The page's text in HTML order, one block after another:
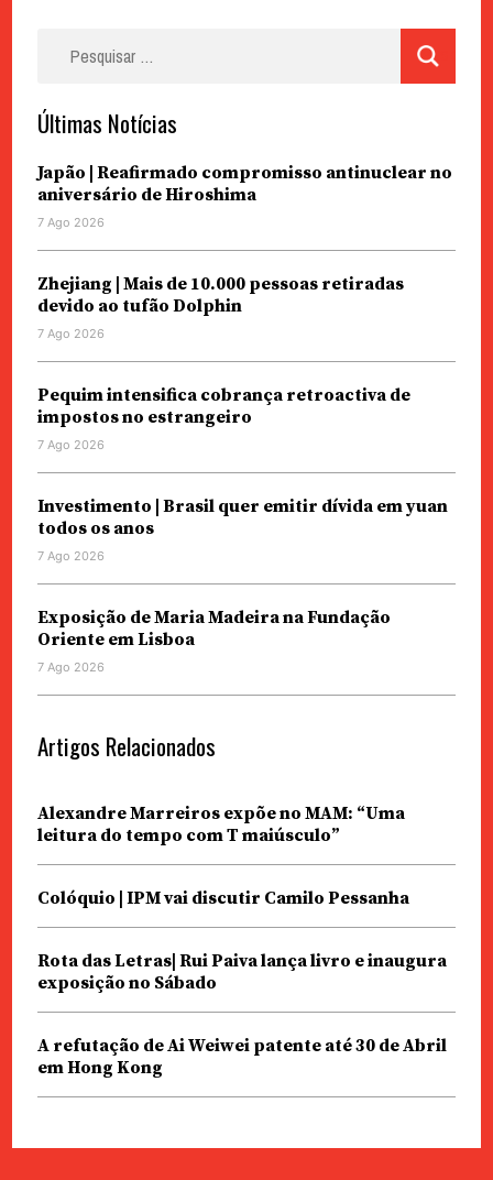
Últimas Notícias
Japão | Reafirmado compromisso antinuclear no
aniversário de Hiroshima
7 Ago 2026
Zhejiang | Mais de 10.000 pessoas retiradas
devido ao tufão Dolphin
7 Ago 2026
Pequim intensifica cobrança retroactiva de
impostos no estrangeiro
7 Ago 2026
Investimento | Brasil quer emitir dívida em yuan
todos os anos
7 Ago 2026
Exposição de Maria Madeira na Fundação
Oriente em Lisboa
7 Ago 2026
Artigos Relacionados
Alexandre Marreiros expõe no MAM: “Uma
leitura do tempo com T maiúsculo”
Colóquio | IPM vai discutir Camilo Pessanha
Rota das Letras| Rui Paiva lança livro e inaugura
exposição no Sábado
A refutação de Ai Weiwei patente até 30 de Abril
em Hong Kong